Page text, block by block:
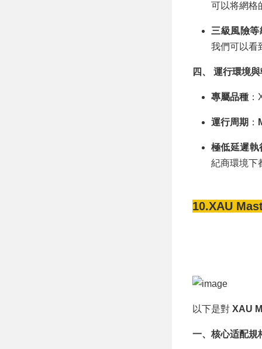
可以将網格
三級風險等
我們可以看
四、 運行環境
專屬品種
運行周期 ：
極低延遲執
紀商環境下
10.XAU
以下是對 XAU
一、核心适配規